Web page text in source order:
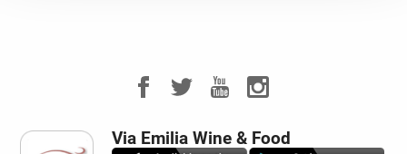
Via Emilia Wine & Food